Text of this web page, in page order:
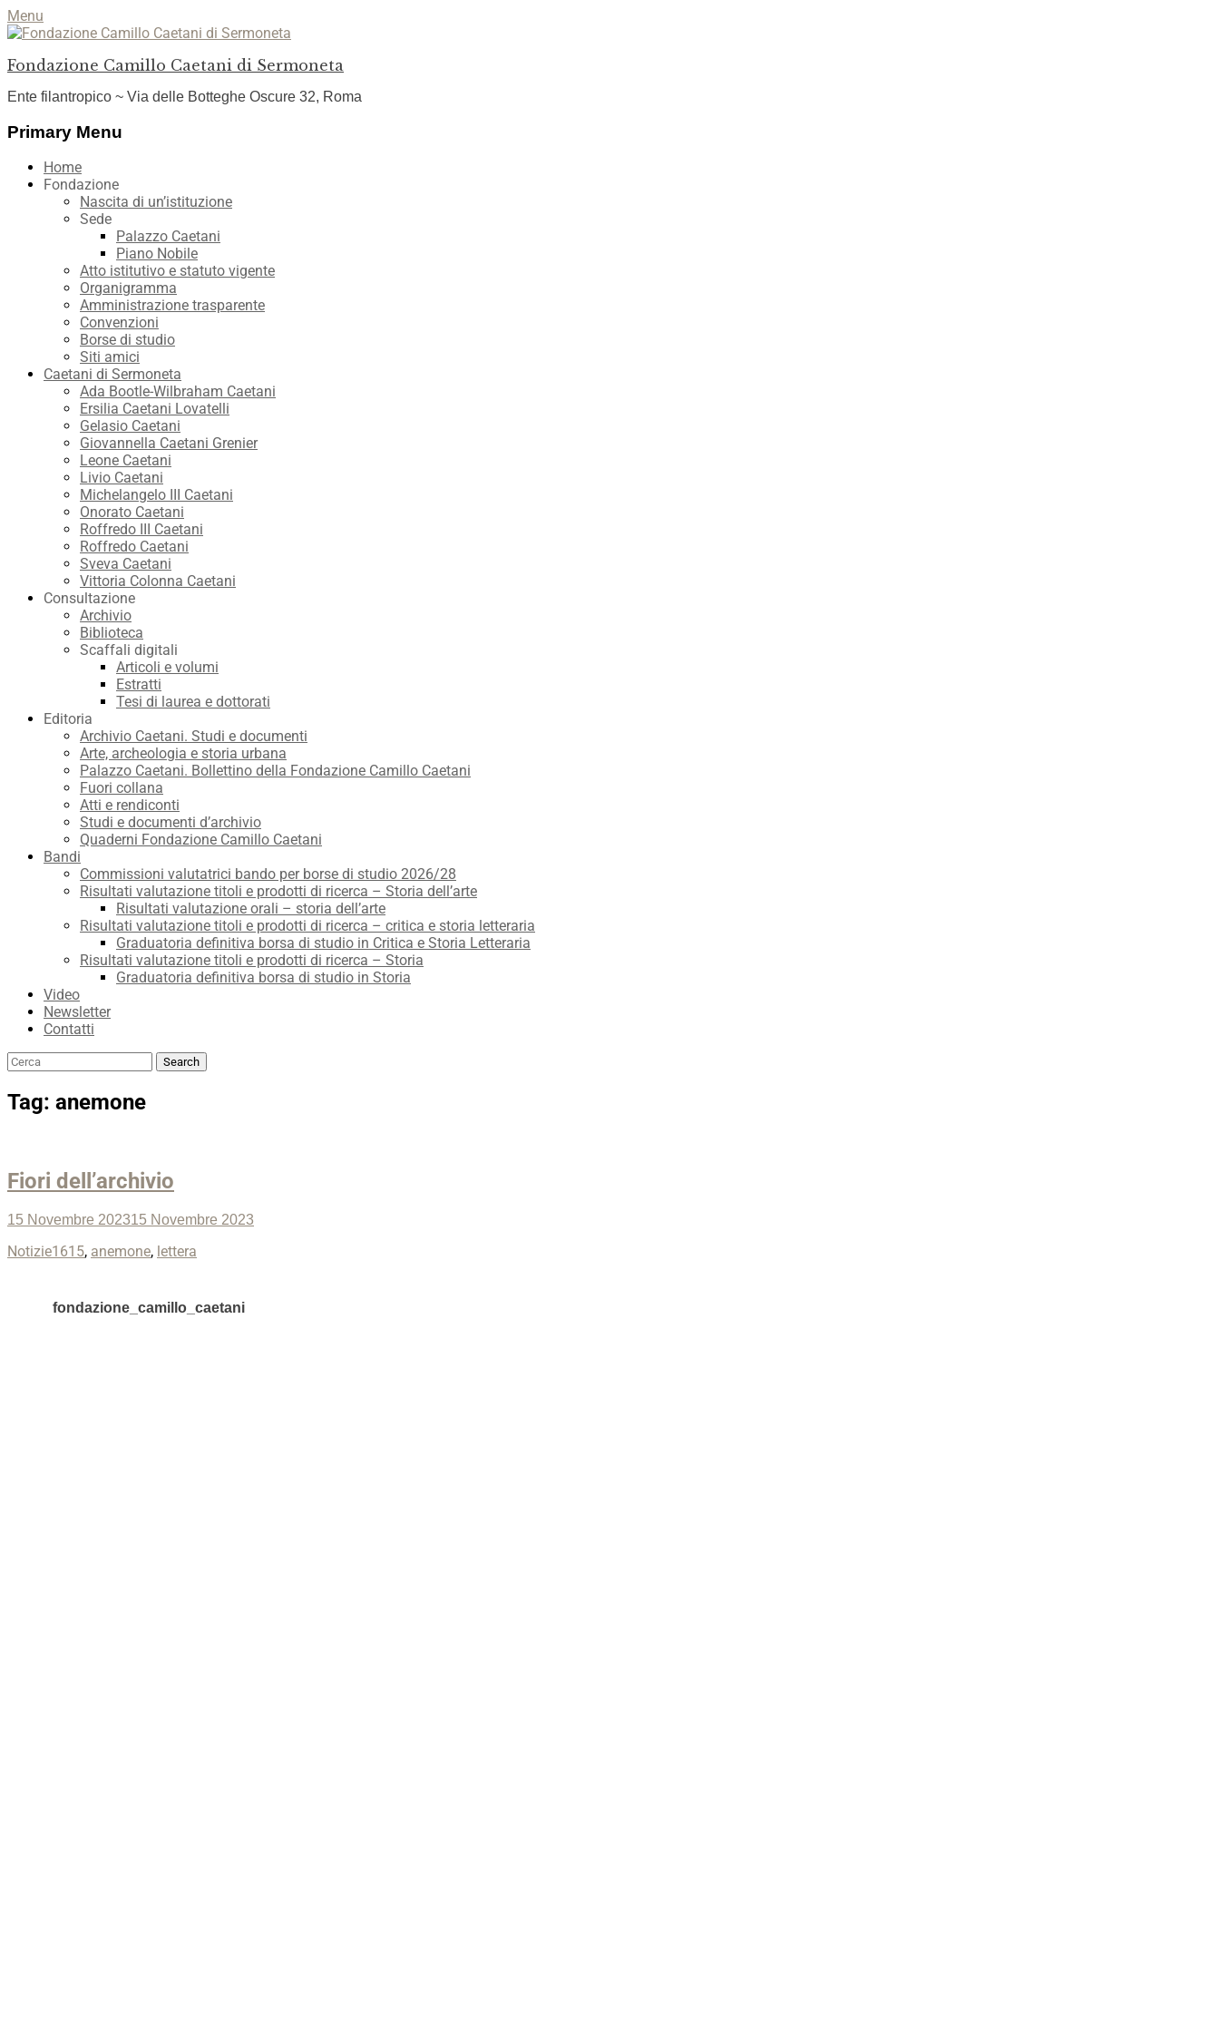
Menu
Fondazione Camillo Caetani di Sermoneta
Ente filantropico ~ Via delle Botteghe Oscure 32, Roma
Facebook
YouTube
Instagram
Primary Menu
Skip
Home
Fondazione
Nascita di un’istituzione
Sede
Palazzo Caetani
Piano Nobile
Atto istitutivo e statuto vigente
Organigramma
Amministrazione trasparente
Convenzioni
Borse di studio
Siti amici
Caetani di Sermoneta
Ada Bootle-Wilbraham Caetani
Ersilia Caetani Lovatelli
Gelasio Caetani
Giovannella Caetani Grenier
Leone Caetani
Livio Caetani
Michelangelo III Caetani
Onorato Caetani
Roffredo III Caetani
Roffredo Caetani
Sveva Caetani
Vittoria Colonna Caetani
Consultazione
Archivio
Biblioteca
Scaffali digitali
Articoli e volumi
Estratti
Tesi di laurea e dottorati
Editoria
Archivio Caetani. Studi e documenti
Arte, archeologia e storia urbana
Palazzo Caetani. Bollettino della Fondazione Camillo Caetani
Fuori collana
Atti e rendiconti
Studi e documenti d’archivio
Quaderni Fondazione Camillo Caetani
Bandi
Commissioni valutatrici bando per borse di studio 2026/28
Risultati valutazione titoli e prodotti di ricerca – Storia dell’arte
Risultati valutazione orali – storia dell’arte
Risultati valutazione titoli e prodotti di ricerca – critica e storia letteraria
Graduatoria definitiva borsa di studio in Critica e Storia Letteraria
Risultati valutazione titoli e prodotti di ricerca – Storia
Graduatoria definitiva borsa di studio in Storia
Video
Newsletter
Contatti
Search
Search
Tag: anemone
Fiori dell’archivio
Posted
15 Novembre 202315 Novembre 2023
Categories
NotizieTags
1615, anemone, lettera
fondazione_camillo_caetani